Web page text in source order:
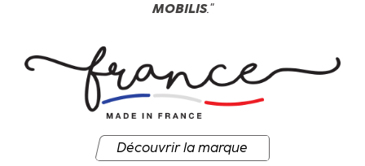
MOBILIS."
Découvrir la marque